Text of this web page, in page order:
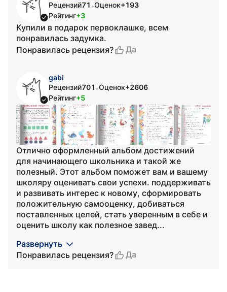
Рецензий71 •Оценок+193
Рейтинг+3
Купили в подарок первоклашке, всем
понравилась задумка.
Понравилась рецензия?
Да
gabi
Рецензий701 •Оценок+2606
Рейтинг+5
Отлично оформленный альбом достижений
для начинающего школьника и такой же
полезный. Этот альбом поможет вам и вашему
школяру оценивать свои успехи. поддерживать
и развивать интерес к новому, сформировать
положительную самооценку, добиваться
поставленных целей, стать уверенным в себе и
оценить школу как полезное завед...
Развернуть
Понравилась рецензия?
Да